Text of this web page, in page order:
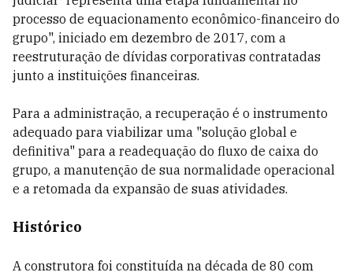
processo de equacionamento econômico-financeiro do
grupo", iniciado em dezembro de 2017, com a
reestruturação de dívidas corporativas contratadas
junto a instituições financeiras.
Para a administração, a recuperação é o instrumento
adequado para viabilizar uma "solução global e
definitiva" para a readequação do fluxo de caixa do
grupo, a manutenção de sua normalidade operacional
e a retomada da expansão de suas atividades.
Histórico
A construtora foi constituída na década de 80 com